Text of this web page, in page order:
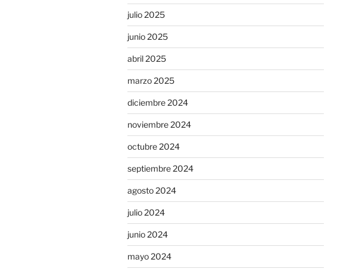
julio 2025
junio 2025
abril 2025
marzo 2025
diciembre 2024
noviembre 2024
octubre 2024
septiembre 2024
agosto 2024
julio 2024
junio 2024
mayo 2024